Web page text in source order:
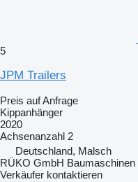
5
JPM Trailers
Preis auf Anfrage
Kippanhänger
2020
Achsenanzahl 2
Deutschland, Malsch
RÜKO GmbH Baumaschinen
Verkäufer kontaktieren